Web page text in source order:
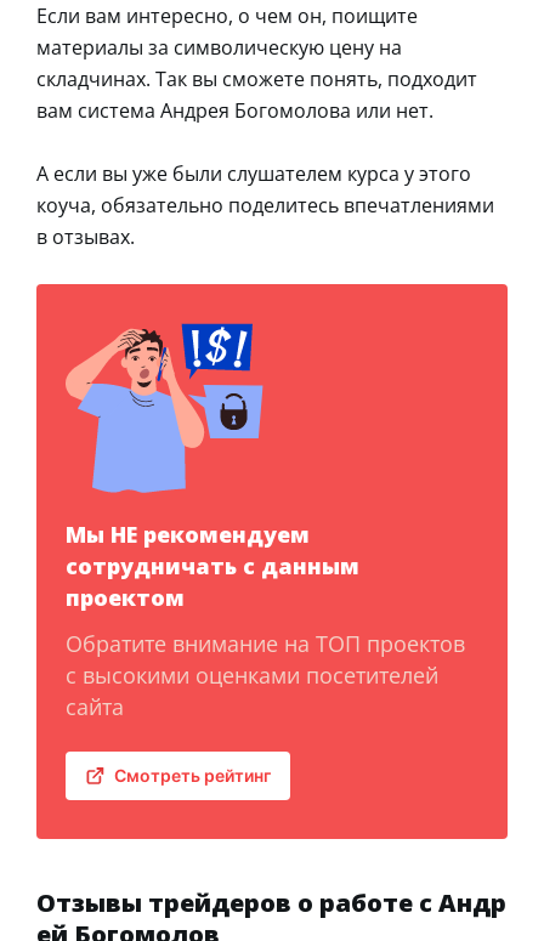
Если вам интересно, о чем он, поищите
материалы за символическую цену на
складчинах. Так вы сможете понять, подходит
вам система Андрея Богомолова или нет.
А если вы уже были слушателем курса у этого
коуча, обязательно поделитесь впечатлениями
в отзывах.
Мы НЕ рекомендуем
сотрудничать с данным
проектом
Обратите внимание на ТОП проектов
с высокими оценками посетителей
сайта
Смотреть рейтинг
Отзывы трейдеров о работе с Андр